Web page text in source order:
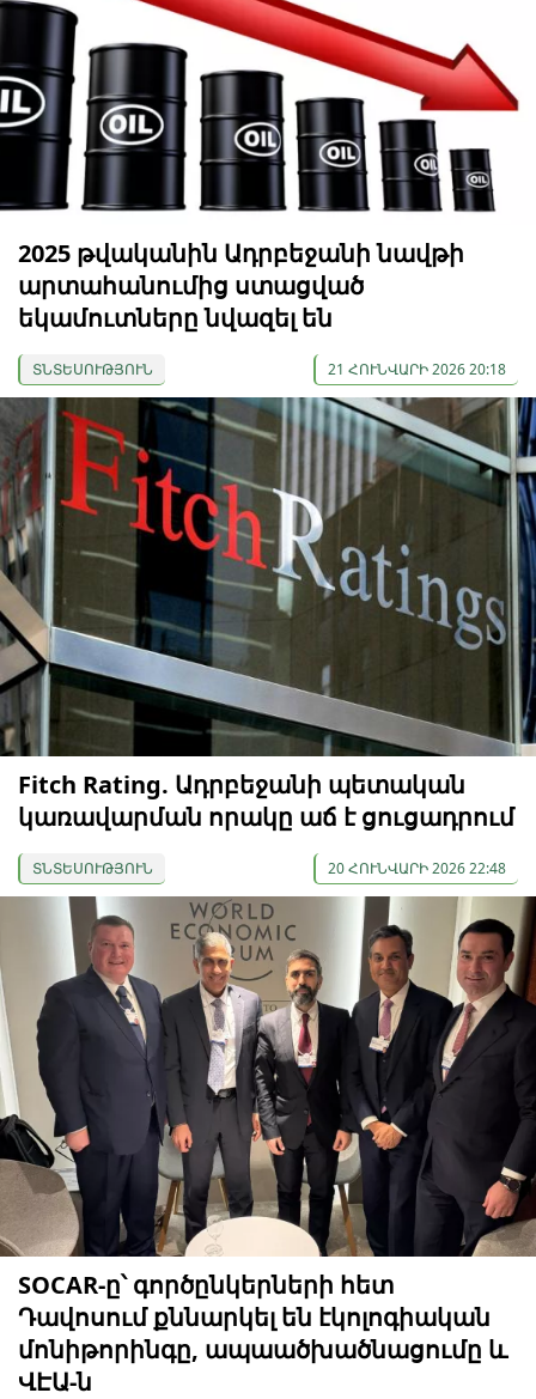
2025 թվականին Ադրբեջանի նավթի
արտահանումից ստացված
եկամուտները նվազել են
ՏՆՏԵՍՈՒԹՅՈՒՆ 21 ՀՈՒՆՎԱՐԻ 2026 20:18
Fitch Rating. Ադրբեջանի պետական
կառավարման որակը աճ է ցուցադրում
ՏՆՏԵՍՈՒԹՅՈՒՆ 20 ՀՈՒՆՎԱՐԻ 2026 22:48
SOCAR-ը՝ գործընկերների հետ
Դավոսում քննարկել են էկոլոգիական
մոնիթորինգը, ապաածխածնացումը և
ՎԷԱ-ն